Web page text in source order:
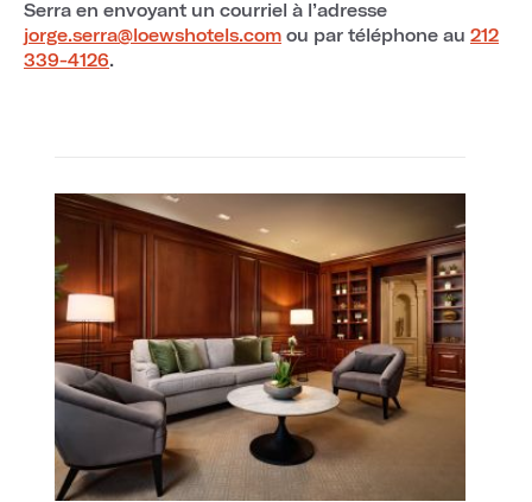
Serra en envoyant un courriel à l’adresse
jorge.serra@loewshotels.com ou par téléphone au 212
339-4126.